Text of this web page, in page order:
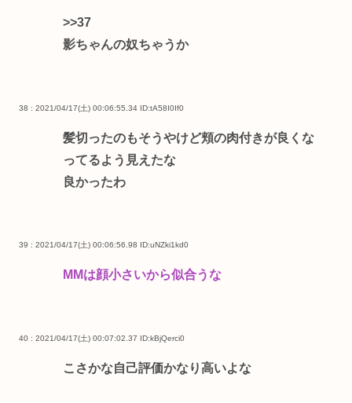
>>37
影ちゃんの奴ちゃうか
38 : 2021/04/17(土) 00:06:55.34 ID:tA58I0If0
髪切ったのもそうやけど頬の肉付きが良くな
ってるよう見えたな
良かったわ
39 : 2021/04/17(土) 00:06:56.98 ID:uNZki1kd0
MMは顔小さいから似合うな
40 : 2021/04/17(土) 00:07:02.37 ID:kBjQerci0
こさかな自己評価かなり高いよな